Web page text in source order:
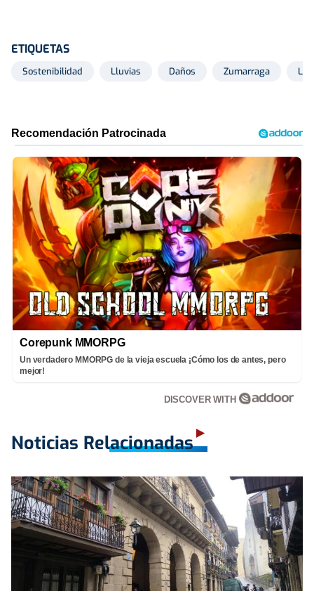
ETIQUETAS
Sostenibilidad Lluvias Daños Zumarraga
Corepunk MMORPG
Un verdadero MMORPG de la vieja escuela ¡Cómo los de antes, pero
mejor!
DISCOVER WITH
Noticias Relacionadas